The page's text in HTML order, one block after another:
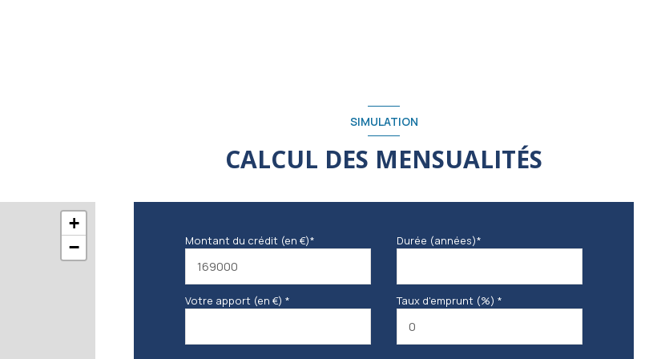
+
−
SIMULATION
CALCUL DES MENSUALITÉS
Montant du crédit (en €)* Durée (années)*
Votre apport (en €) * Taux d'emprunt (%) *